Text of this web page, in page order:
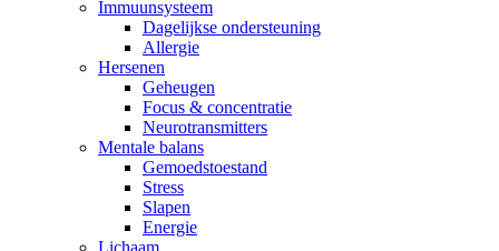
Immuunsysteem
Dagelijkse ondersteuning
Allergie
Hersenen
Geheugen
Focus & concentratie
Neurotransmitters
Mentale balans
Gemoedstoestand
Stress
Slapen
Energie
Lichaam